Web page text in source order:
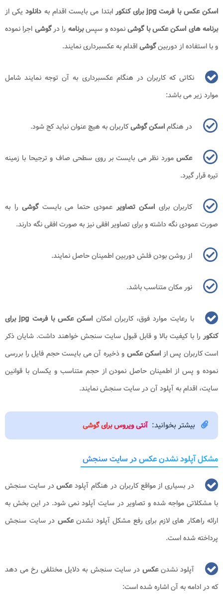
اسکن عکس با فرمت jpg برای کنکور
ابتدا می بایست اقدام به دانلود یکی از
برنامه های اسکن عکس با گوشینموده و سپسبرنامه را درگوشی اجرا نموده
و با استفاده از دوربینگوشیاقدام به عکسبرداری نمایند.
نکاتی که کاربران در هنگام عکسبرداری به آن توجه نمایند شامل
موارد زیر می باشد:
در هنگاماسکن گوشیکاربران به هیچ عنوان نباید کج شود.
عکسمورد نظر می بایست بر روی سطحی صاف و ترجیحا با زمینه
تیره قرار گیرد.
کاربران برای اسکن تصاویرعمودی حتما می بایستگوشی را به
صورت عمودی نگه داشته و برای تصاویر افقی نیز به صورت افقی نگه دارند.
از روشن بودن فلش دوربین اطمینان حاصل نمایند.
نور مکان متناسب باشد.
با رعایت موارد فوق، کاربران امکان
اسکن عکس با فرمت jpg برای
کنکور را با کیفیت بالا و قابل قبول سایت سنجش خواهند داشت. شایان ذکر
است کاربران پس از اسکن عکس و ذخیره آن می بایست حجم فایل را بررسی
نموده و پس از اطمینان حاصل نمودن از حجم متناسب و یکسان با قوانین
سایت، اقدام به آپلود آن در سایت سنجش نمایند.
بیشتر بخوانید: آنتی ویروس برای گوشی
مشکل آپلود نشدن عکس در سایت سنجش
در بسیاری از مواقع کاربران در هنگام آپلودعکسدر سایت سنجش
با مشکلاتی مواجه شده و تصاویر در سایت آپلود نمی شود. در این بخش به
ارائه راهکار های لازم برای رفع مشکل آپلود نشدنعکس در سایت سنجش
پرداخته شده است.
آپلود نشدنعکسدر سایت سنجش به دلایل مختلفی رخ می دهد
که در ادامه به آن اشاره شده است: